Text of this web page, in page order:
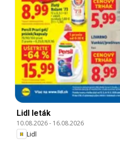
Lidl leták
10.08.2026- 16.08.2026
Lidl